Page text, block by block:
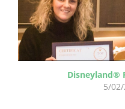
Disneyland®
5/